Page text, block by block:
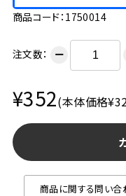
商品コード：1750014
注文数： ー
¥352(本体価格
商品に関する問い合